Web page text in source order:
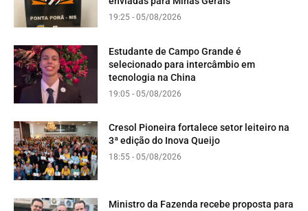
19:25 - 05/08/2026
Estudante de Campo Grande é
selecionado para intercâmbio em
tecnologia na China
19:05 - 05/08/2026
Cresol Pioneira fortalece setor leiteiro na
3ª edição do Inova Queijo
18:55 - 05/08/2026
Ministro da Fazenda recebe proposta para